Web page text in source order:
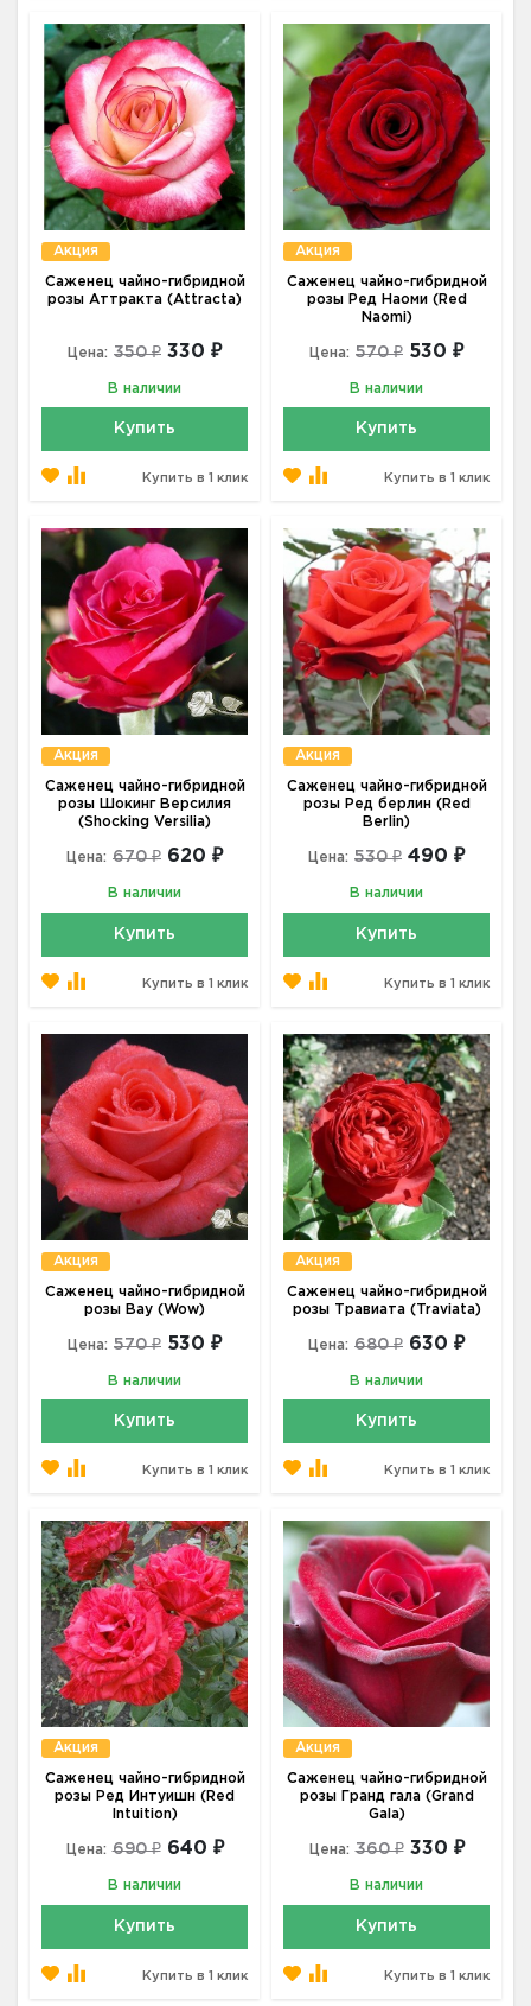
Акция
Саженец чайно-гибридной
розы Аттракта (Attracta)
Цена: 350 ₽ 330 ₽
В наличии
Купить
Купить в 1 клик
Акция
Саженец чайно-гибридной
розы Ред Наоми (Red
Naomi)
Цена: 570 ₽ 530 ₽
В наличии
Купить
Купить в 1 клик
Акция
Саженец чайно-гибридной
розы Шокинг Версилия
(Shocking Versilia)
Цена: 670 ₽ 620 ₽
В наличии
Купить
Купить в 1 клик
Акция
Саженец чайно-гибридной
розы Ред берлин (Red
Berlin)
Цена: 530 ₽ 490 ₽
В наличии
Купить
Купить в 1 клик
Акция
Саженец чайно-гибридной
розы Вау (Wow)
Цена: 570 ₽ 530 ₽
В наличии
Купить
Купить в 1 клик
Акция
Саженец чайно-гибридной
розы Травиата (Traviata)
Цена: 680 ₽ 630 ₽
В наличии
Купить
Купить в 1 клик
Акция
Саженец чайно-гибридной
розы Ред Интуишн (Red
Intuition)
Цена: 690 ₽ 640 ₽
В наличии
Купить
Купить в 1 клик
Акция
Саженец чайно-гибридной
розы Гранд гала (Grand
Gala)
Цена: 360 ₽ 330 ₽
В наличии
Купить
Купить в 1 клик